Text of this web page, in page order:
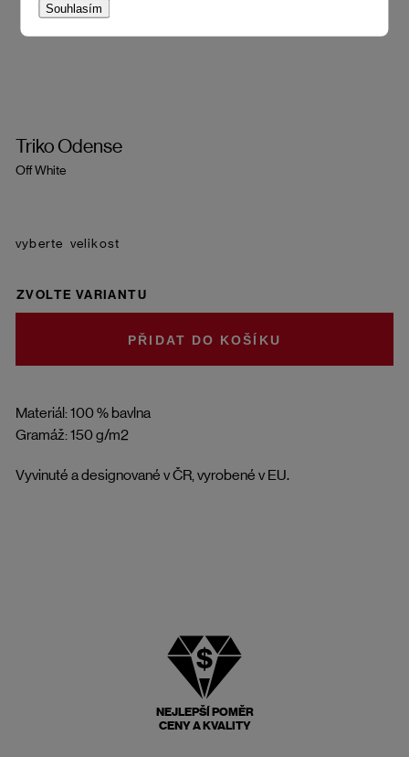
Souhlasím
Triko Odense
Off White
Materiál: 100 % bavlna
Gramáž: 150 g/m2
Vyvinuté a designované v ČR, vyrobené v EU.
velikost
ZVOLTE VARIANTU
DO KOŠÍKU
NEJLEPŠÍ POMĚR
CENY A KVALITY